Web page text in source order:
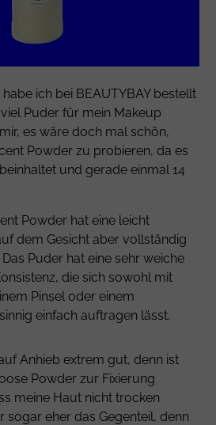
ich bei BEAUTYBAY bestellt
Puder für mein Makeup
es wäre doch mal schön,
Powder zu probieren, da es
und gerade einmal 14
Powder hat eine leicht
dem Gesicht aber vollständig
Puder hat eine sehr weiche
die sich sowohl mit
Pinsel oder einem
einfach auftragen lässt.
Anhieb extrem gut, denn ist
Powder zur Fixierung
meine Haut nicht trocken
sogar eher das Gegenteil, denn